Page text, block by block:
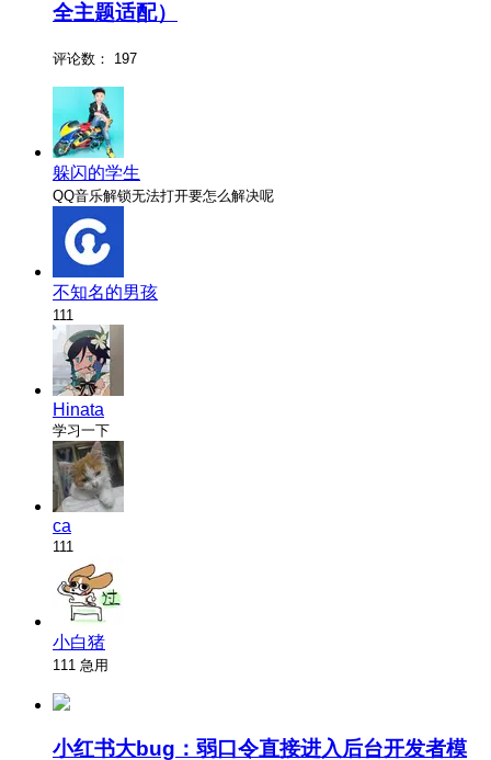
全主题适配）
评论数： 197
躲闪的学生
QQ音乐解锁无法打开要怎么解决呢
不知名的男孩
111
Hinata
学习一下
ca
111
小白猪
111 急用
小红书大bug：弱口令直接进入后台开发者模